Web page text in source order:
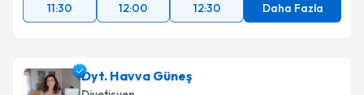
11:30
12:00 12:30 Daha Fazla
Dyt. Havva Güneş